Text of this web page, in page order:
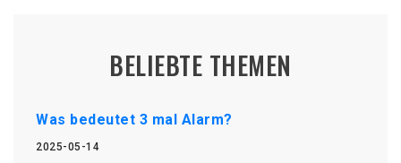
BELIEBTE THEMEN
Was bedeutet 3 mal Alarm?
2025-05-14